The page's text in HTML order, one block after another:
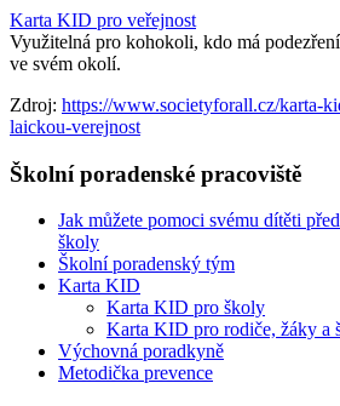
Karta KID pro veřejnost
Využitelná pro kohokoli, kdo má
ve svém okolí.​
Zdroj: https://www.societyforall.cz/karta-
laickou-verejnost
Školní poradenské pracoviště
Jak můžete pomoci svému dítěti
školy
Školní poradenský tým
Karta KID
Karta KID pro školy
Karta KID pro rodiče, žáky a
Výchovná poradkyně
Metodička prevence